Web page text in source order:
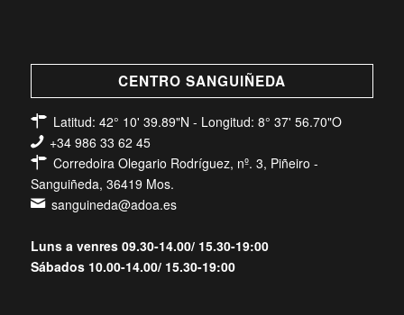
CENTRO SANGUIÑEDA
Latitud: 42° 10' 39.89"N - Longitud: 8° 37' 56.70"O
+34 986 33 62 45
Corredoira Olegario Rodríguez, nº. 3, Piñeiro -
Sanguiñeda, 36419 Mos.
sanguineda@adoa.es
Luns a venres 09.30-14.00/ 15.30-19:00
Sábados 10.00-14.00/ 15.30-19:00